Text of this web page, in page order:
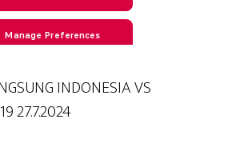
INDONESIA VS
27.7.2024